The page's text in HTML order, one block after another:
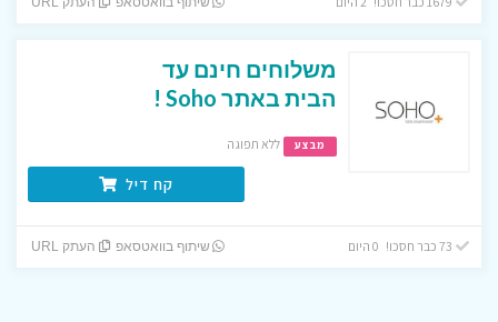
משלוחים חינם עד
הבית באתר Soho !
מבצע ללא תפוגה
קח דיל
שיתוף בוואטסאפ העתק URL